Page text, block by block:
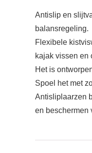
Antislip en
balansregeling.
Flexibele
kajak vissen en
Het is
Spoel het met
Antisliplaarzen
en beschermen